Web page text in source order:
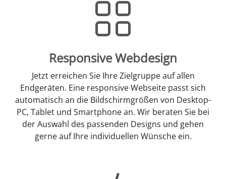
Responsive Webdesign
Jetzt erreichen Sie Ihre Zielgruppe auf allen
Endgeräten. Eine responsive Webseite passt sich
automatisch an die Bildschirmgrößen von Desktop-
PC, Tablet und Smartphone an. Wir beraten Sie bei
der Auswahl des passenden Designs und gehen
gerne auf Ihre individuellen Wünsche ein.